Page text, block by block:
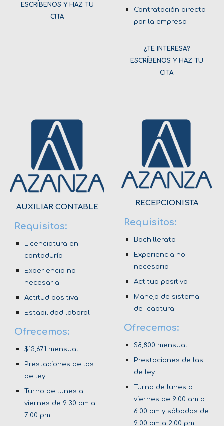
ESCRÍBENOS Y HAZ TU
CITA
Contratación directa
por la empresa
¿TE INTERESA?
ESCRÍBENOS Y HAZ TU
CITA
AUXILIAR CONTABLE
Requisitos:
Licenciatura en
contaduría
Experiencia no
necesaria
Actitud positiva
Estabilidad laboral
Ofrecemos:
$13,671 mensual
Prestaciones de las
de ley
Turno de lunes a
viernes de 9:30 am a
7:00 pm
RECEPCIONISTA
Requisitos:
Bachillerato
Experiencia no
necesaria
Actitud positiva
Manejo de sistema
de captura
Ofrecemos:
$8,800 mensual
Prestaciones de las
de ley
Turno de lunes a
viernes de 9:00 am a
6:00 pm y sábados de
9:00 am a 2:00 pm